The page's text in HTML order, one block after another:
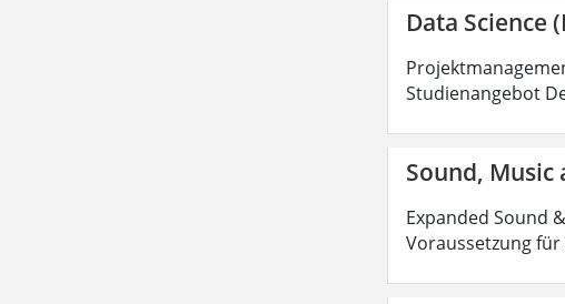
Data Science
Studienangebot
Sound, Music
Expanded Sound
Voraussetzung